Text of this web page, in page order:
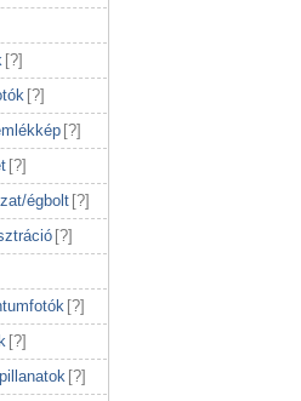
[?]
[?]
[?]
[?]
égbolt [?]
[?]
[?]
[?]
[?]